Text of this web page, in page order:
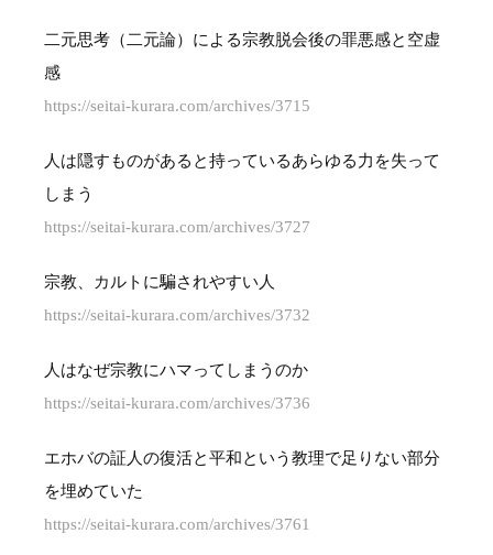
二元思考（二元論）による宗教脱会後の罪悪感と空虚
感
https://seitai-kurara.com/archives/3715
人は隠すものがあると持っているあらゆる力を失って
しまう
https://seitai-kurara.com/archives/3727
宗教、カルトに騙されやすい人
https://seitai-kurara.com/archives/3732
人はなぜ宗教にハマってしまうのか
https://seitai-kurara.com/archives/3736
エホバの証人の復活と平和という教理で足りない部分
を埋めていた
https://seitai-kurara.com/archives/3761